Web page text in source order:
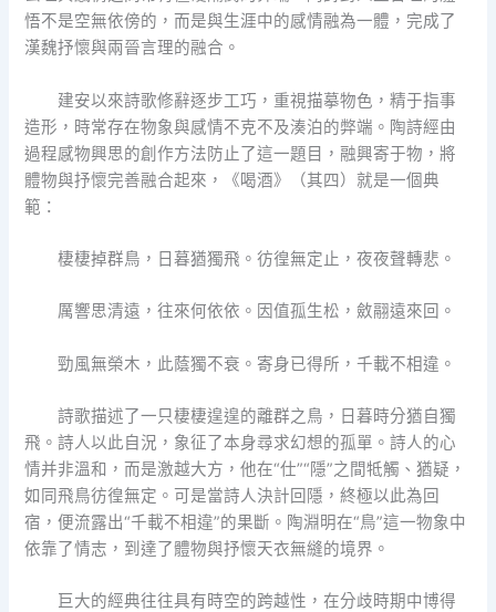
悟不是空無依傍的，而是與生涯中的感情融為一體，完成了
漢魏抒懷與兩晉言理的融合。
建安以來詩歌修辭逐步工巧，重視描摹物色，精于指事
造形，時常存在物象與感情不克不及湊泊的弊端。陶詩經由
過程感物興思的創作方法防止了這一題目，融興寄于物，將
體物與抒懷完善融合起來，《喝酒》（其四）就是一個典
範：
棲棲掉群鳥，日暮猶獨飛。彷徨無定止，夜夜聲轉悲。
厲響思清遠，往來何依依。因值孤生松，斂翮遠來回。
勁風無榮木，此蔭獨不衰。寄身已得所，千載不相違。
詩歌描述了一只棲棲遑遑的離群之鳥，日暮時分猶自獨
飛。詩人以此自況，象征了本身尋求幻想的孤單。詩人的心
情并非溫和，而是激越大方，他在“仕”“隱”之間牴觸、猶疑，
如同飛鳥彷徨無定。可是當詩人決計回隱，終極以此為回
宿，便流露出“千載不相違”的果斷。陶淵明在“鳥”這一物象中
依靠了情志，到達了體物與抒懷天衣無縫的境界。
巨大的經典往往具有時空的跨越性，在分歧時期中博得